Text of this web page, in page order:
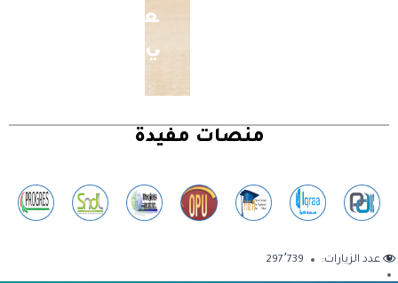
ع
ي
منصات مفيدة
عدد الزيارات: 297٬739